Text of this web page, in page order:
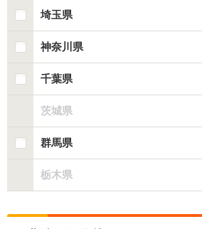
埼玉県
神奈川県
千葉県
茨城県
群馬県
栃木県